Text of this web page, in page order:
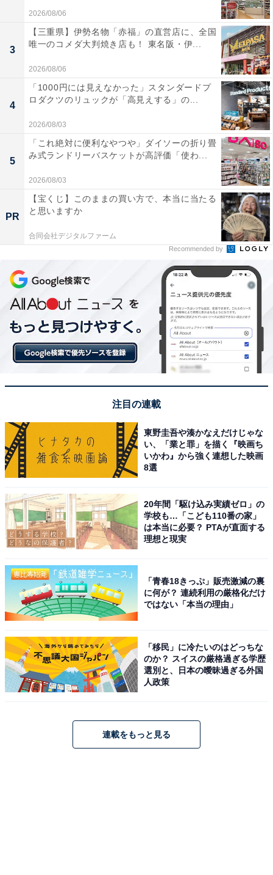
2026/08/06
3
【三重県】伊勢名物「赤福」の直営店に、全国
唯一のコメダ大判焼き店も！ 東名阪・伊...
2026/08/06
4
「1000円には見えなかった」スタンダードプ
ロダクツのリュックが「高見えする」の...
2026/08/03
5
「これ絶対に便利なやつや」ダイソーの折り畳
み式ランドリーバスケットが高評価「使わ...
2026/08/03
PR
【宝くじ】このままの買い方で、本当に当たる
と思いますか
合同会社デジタルファーム
Recommended by
注目の連載
東野圭吾や湊かなえだけじゃな
い、「業と罪」を描く『映画ち
いかわ』から強く連想した映画
8選
20年間「駆け込み実績ゼロ」の
学校も…「こども110番の家」
は本当に必要？ PTAが直面する
理想と現実
「青春18きっぷ」販売激減の裏
に何が？ 連続利用の厳格化だけ
ではない「本当の理由」
「移民」に冷たいのはどっちな
のか？ スイスの厳格過ぎる学歴
選別と、日本の曖昧過ぎる外国
人政策
連載をもっと見る